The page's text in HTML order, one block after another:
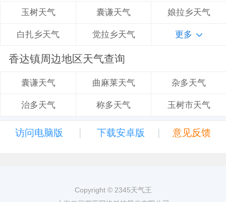
玉树天气 囊谦天气 娘拉乡天气
白扎乡天气 觉拉乡天气 更多
香达镇周边地区天气查询
囊谦天气 曲麻莱天气 杂多天气
治多天气 称多天气 玉树市天气
访问电脑版 | 下载安卓版 | 意见反馈
Copyright © 2345天气王